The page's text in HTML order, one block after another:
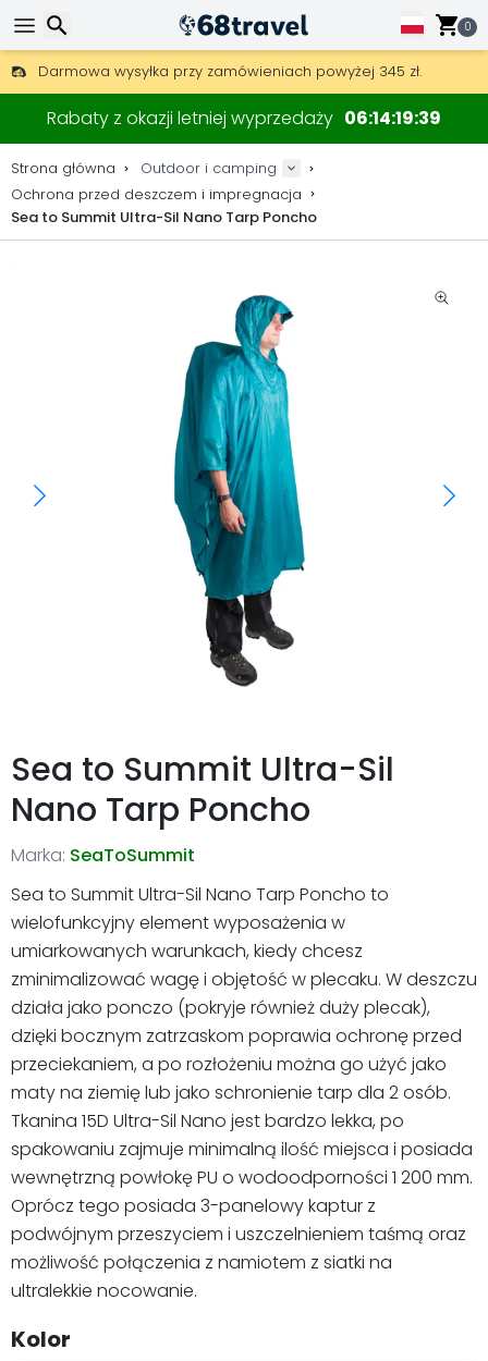
0
Darmowa wysyłka przy zamówieniach powyżej 345 zł.
30 dni na zwrot, 90 dni na drewniane mapy i dekoracje.
Najlepsze ceny na sprzęt outdoorowy i akcesoria.
Rabaty z okazji letniej wyprzedaży 06 14 19 39
Strona główna
Outdoor i camping
Ochrona przed deszczem i impregnacja
Sea to Summit Ultra-Sil Nano Tarp Poncho
Sea to Summit Ultra-Sil
Nano Tarp Poncho
Marka: SeaToSummit
Sea to Summit Ultra-Sil Nano Tarp Poncho to
wielofunkcyjny element wyposażenia w
umiarkowanych warunkach, kiedy chcesz
zminimalizować wagę i objętość w plecaku. W deszczu
działa jako ponczo (pokryje również duży plecak),
dzięki bocznym zatrzaskom poprawia ochronę przed
przeciekaniem, a po rozłożeniu można go użyć jako
maty na ziemię lub jako schronienie tarp dla 2 osób.
Tkanina 15D Ultra-Sil Nano jest bardzo lekka, po
spakowaniu zajmuje minimalną ilość miejsca i posiada
wewnętrzną powłokę PU o wodoodporności 1 200 mm.
Oprócz tego posiada 3-panelowy kaptur z
podwójnym przeszyciem i uszczelnieniem taśmą oraz
możliwość połączenia z namiotem z siatki na
ultralekkie nocowanie.
Kolor
Wyszukaj
Wyszukaj